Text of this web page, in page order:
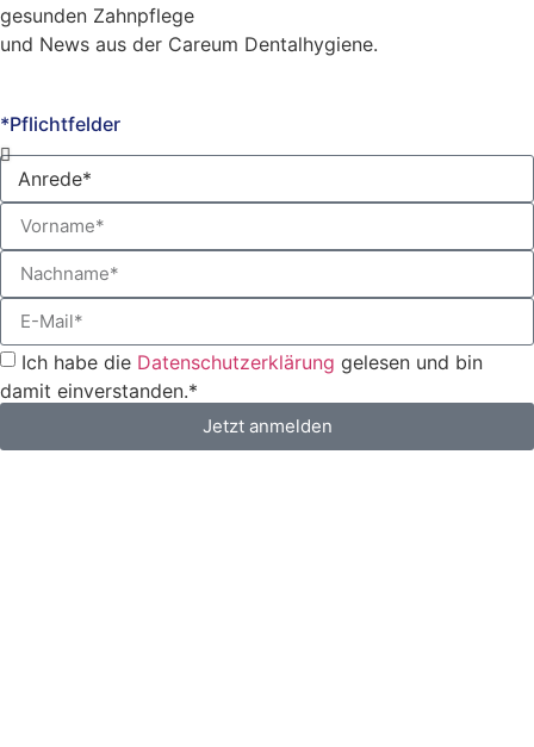
gesunden Zahnpflege
und News aus der Careum Dentalhygiene.
*Pflichtfelder
Ich habe die Datenschutzerklärung gelesen und bin
damit einverstanden.*
Jetzt anmelden